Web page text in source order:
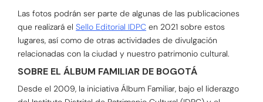
Las fotos podrán ser parte de algunas de las publicaciones
que realizará el Sello Editorial IDPC en 2021 sobre estos
lugares, así como de otras actividades de divulgación
relacionadas con la ciudad y nuestro patrimonio cultural.
SOBRE EL ÁLBUM FAMILIAR DE BOGOTÁ
Desde el 2009, la iniciativa Álbum Familiar, bajo el liderazgo